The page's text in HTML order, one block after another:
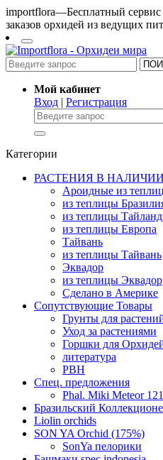
importflora—Бесплатный сервис
заказов орхидей из ведущих
Мой кабинет
Вход | Регистрация
Категории
РАСТЕНИЯ В НАЛИЧИИ
Ароидные из
из теплицы
из теплицы Тайланд
из теплицы Европа
Тайвань
из теплицы Тайвань
Эквадор
из теплицы Эквадор
Сделано в Америке
Сопутствующие Товары
Грунты для
Уход за растениями
Горшки для
литература
РВН
Спец. предложения
Phal. Miki Meteor
Бразильский
Liolin orchids
SON YA Orchid (175%)
SonYa пелорики